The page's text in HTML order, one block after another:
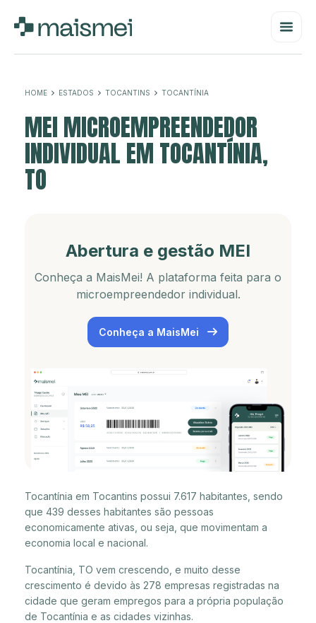
HOME ESTADOS TOCANTINS TOCANTÍNIA
MEI MICROEMPREENDEDOR
INDIVIDUAL EM TOCANTÍNIA,
TO
Abertura e gestão MEI
Conheça a MaisMei! A plataforma feita para o
microempreendedor individual.
Conheça a MaisMei
Tocantínia em Tocantins possui 7.617 habitantes, sendo
que 439 desses habitantes são pessoas
economicamente ativas, ou seja, que movimentam a
economia local e nacional.
Tocantínia, TO vem crescendo, e muito desse
crescimento é devido às 278 empresas registradas na
cidade que geram empregos para a própria população
de Tocantínia e as cidades vizinhas.